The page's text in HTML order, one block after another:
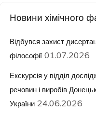
Новини хімічного
Відбувся захист
філософії 01.07.2026
Екскурсія у відділ
речовин і виробів
України 24.06.2026